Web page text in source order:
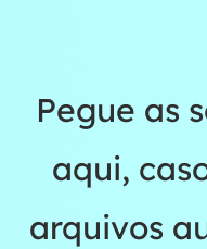
Pegue as
aqui,
arquivos